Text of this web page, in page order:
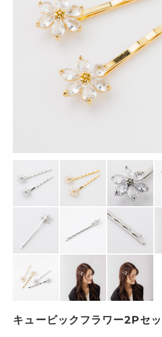
キュービックフラワー2P